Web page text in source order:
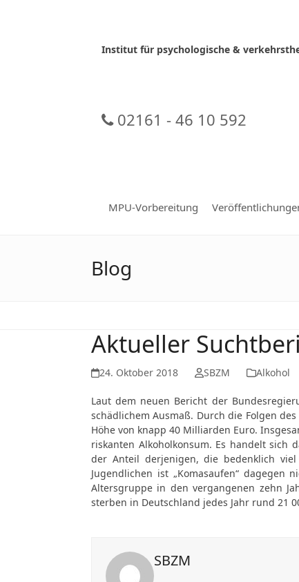
Institut für psychologische &
02161 - 46 10 592
MPU-Vorbereitung
Blog
Aktueller
24. Oktober 2018 SBZM Alkohol
Laut dem neuen Bericht der
schädlichem Ausmaß. Durch die Folgen
Höhe von knapp 40 Milliarden Euro.
riskanten Alkoholkonsum. Es handelt sich
der Anteil derjenigen, die bedenklich
Jugendlichen ist „Komasaufen“
Altersgruppe in den vergangenen zehn
sterben in Deutschland jedes Jahr rund 21
SBZM